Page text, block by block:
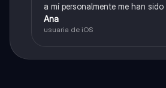
a mí personalmente me han
Ana
usuaria de iOS